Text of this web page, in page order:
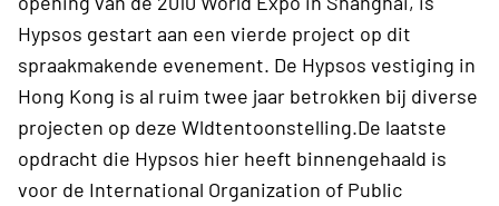
Hypsos gestart aan een vierde project op dit
spraakmakende evenement. De Hypsos vestiging in
Hong Kong is al ruim twee jaar betrokken bij diverse
projecten op deze Wldtentoonstelling.De laatste
opdracht die Hypsos hier heeft binnengehaald is
voor de International Organization of Public